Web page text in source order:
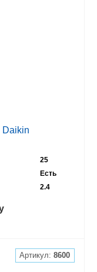
Daikin
25
Есть
2.4
Артикул:8600